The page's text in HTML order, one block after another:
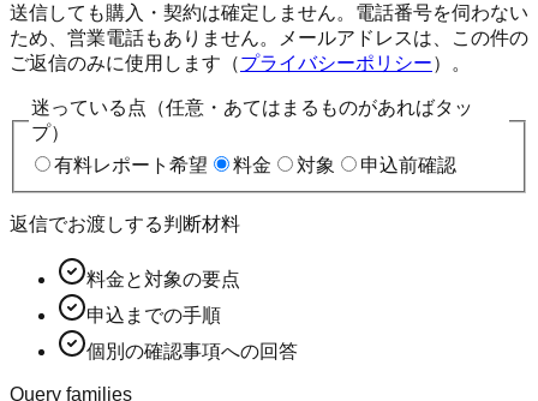
送信しても購入・契約は確定しません。電話番号を伺わない
ため、営業電話もありません。メールアドレスは、この件の
ご返信のみに使用します（プライバシーポリシー）。
迷っている点（任意・あてはまるものがあればタッ
プ）
有料レポート希望
料金 対象 申込前確認
返信でお渡しする判断材料
料金と対象の要点
申込までの手順
個別の確認事項への回答
Query families